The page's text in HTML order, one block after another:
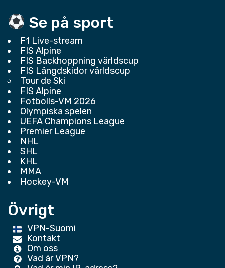
Se på sport
F1 Live-stream
FIS Alpine
FIS Backhoppning världscup
FIS Längdskidor världscup
Tour de Ski
FIS Alpine
Fotbolls-VM 2026
Olympiska spelen
UEFA Champions League
Premier League
NHL
SHL
KHL
MMA
Hockey-VM
Övrigt
VPN-Suomi
Kontakt
Om oss
Vad är VPN?